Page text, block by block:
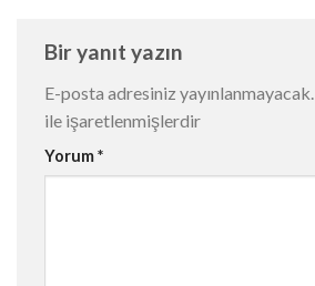
Bir yanıt yazın
E-posta adresiniz yayınlanmayacak.
ile işaretlenmişlerdir
Yorum*